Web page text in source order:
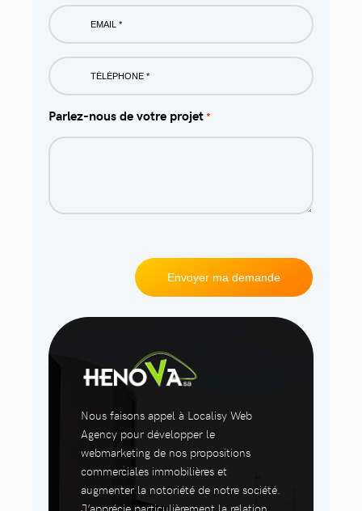
Email
*
Phone
*
Parlez-nous de votre projet*
Nous faisons appel à Localisy Web
Agency pour développer le
webmarketing de nos propositions
commerciales immobilières et
augmenter la notoriété de notre société.